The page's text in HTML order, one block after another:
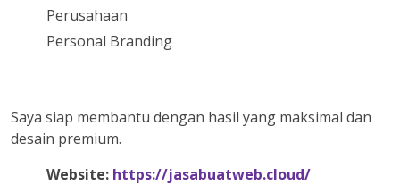
Perusahaan
Personal Branding
Saya siap membantu dengan hasil yang maksimal dan
desain premium.
Website: https://jasabuatweb.cloud/